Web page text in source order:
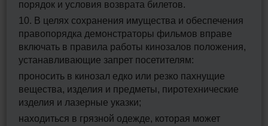
порядок и условия возврата билетов.
10. В целях сохранения имущества и обеспечения
правопорядка демонстраторы фильмов вправе
включать в правила работы кинозалов положения,
устанавливающие запрет посетителям:
проносить в кинозал едко или резко пахнущие
вещества, изделия и предметы, пиротехнические
изделия и лазерные указки;
находиться в грязной одежде, которая может